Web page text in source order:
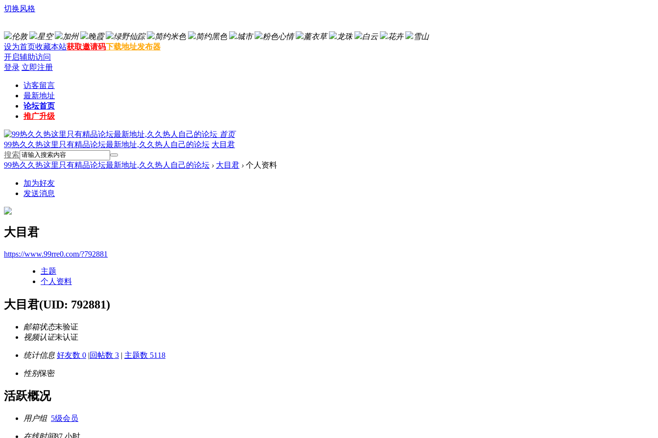
切换风格
伦敦 星空 加州 晚霞 绿野仙踪 简约米色 简约黑色 城市 粉色心情 薰衣草 龙珠 白云 花卉
雪山
设为首页收藏本站获取邀请码下载地址发布器
开启辅助访问
登录 立即注册
访客留言
最新地址
论坛首页
推广升级
首页
99热久久热这里只有精品论坛最新地址,久久热人自己的论坛 大目君
搜索
99热久久热这里只有精品论坛最新地址,久久热人自己的论坛 › 大目君 › 个人资料
加为好友
发送消息
大目君
https://www.99rre0.com/?792881
主题
个人资料
大目君(UID: 792881)
邮箱状态未验证
视频认证未认证
统计信息 好友数 0 |回帖数 3 | 主题数 5118
性别保密
活跃概况
用户组 5级会员